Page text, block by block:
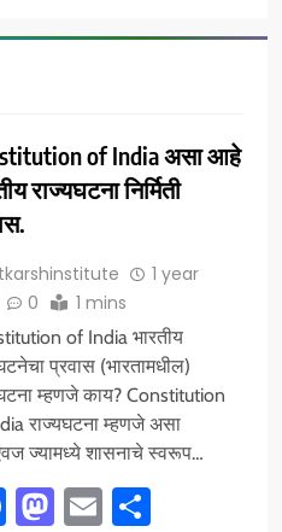
of India असा आहे
राज्यघटना निर्मिती
1 year
0 1 mins
of India भारतीय
प्रवास (भारतामधील)
म्हणजे काय? Constitution
राज्यघटना म्हणजे असा
ज्यामध्ये शासनाचे स्वरूप…
Facebook
Mastodon
EmailShare